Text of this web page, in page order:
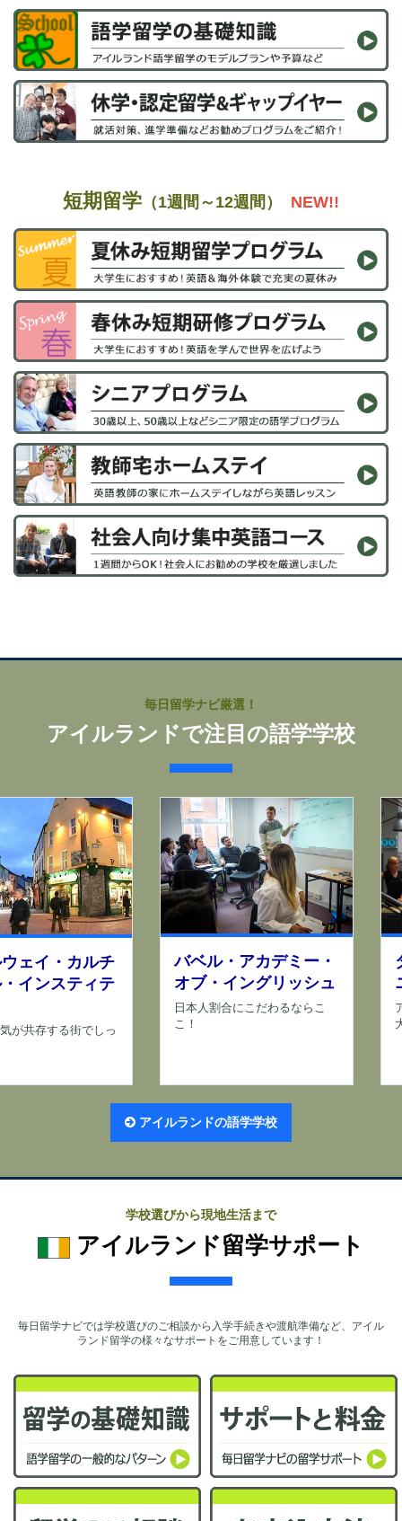
短期留学 （1週間～12週間） NEW!!
毎日留学ナビ厳選！
アイルランドで注目の語学学校
ェイ・カルチ
インスティテ
が共存する街でしっ
バベル・アカデミー・
オブ・イングリッシュ
日本人割合にこだわるならこ
こ！
アイルランドの語学学校
学校選びから現地生活まで
アイルランド留学サポート
毎日留学ナビでは学校選びのご相談から入学手続きや渡航準備など、アイル
ランド留学の様々なサポートをご用意しています！